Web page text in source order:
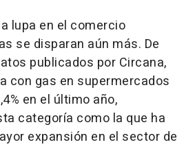
lupa en el comercio
se disparan aún más. De
publicados por Circana,
con gas en supermercados
en el último año,
categoría como la que ha
expansión en el sector de